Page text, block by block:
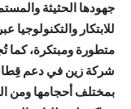
جهودها الحثيثة
للابتكار
متطورة ومبتكرة، كما
شركة زين في دعم
بمختلف أحجامها ومن